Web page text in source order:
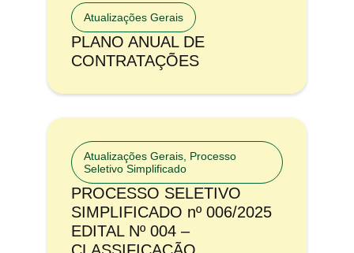
Atualizações Gerais
PLANO ANUAL DE
CONTRATAÇÕES
Atualizações Gerais Processo
Seletivo Simplificado
PROCESSO SELETIVO
SIMPLIFICADO nº 006/2025
EDITAL Nº 004 –